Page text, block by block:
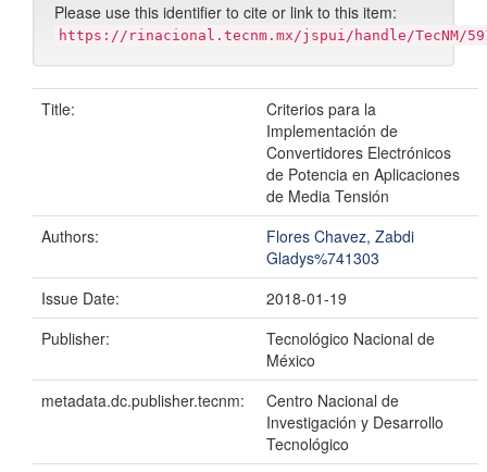
Please use this identifier to cite or link to this item:
https://rinacional.tecnm.mx/jspui/handle/TecNM/
Title:
Criterios para la
Implementación de
Convertidores Electrónicos
de Potencia en Aplicaciones
de Media Tensión
Authors:
Flores Chavez, Zabdi
Gladys%741303
Issue Date:
2018-01-19
Publisher:
Tecnológico Nacional de
México
metadata.dc.publisher.tecnm:
Centro Nacional de
Investigación y Desarrollo
Tecnológico